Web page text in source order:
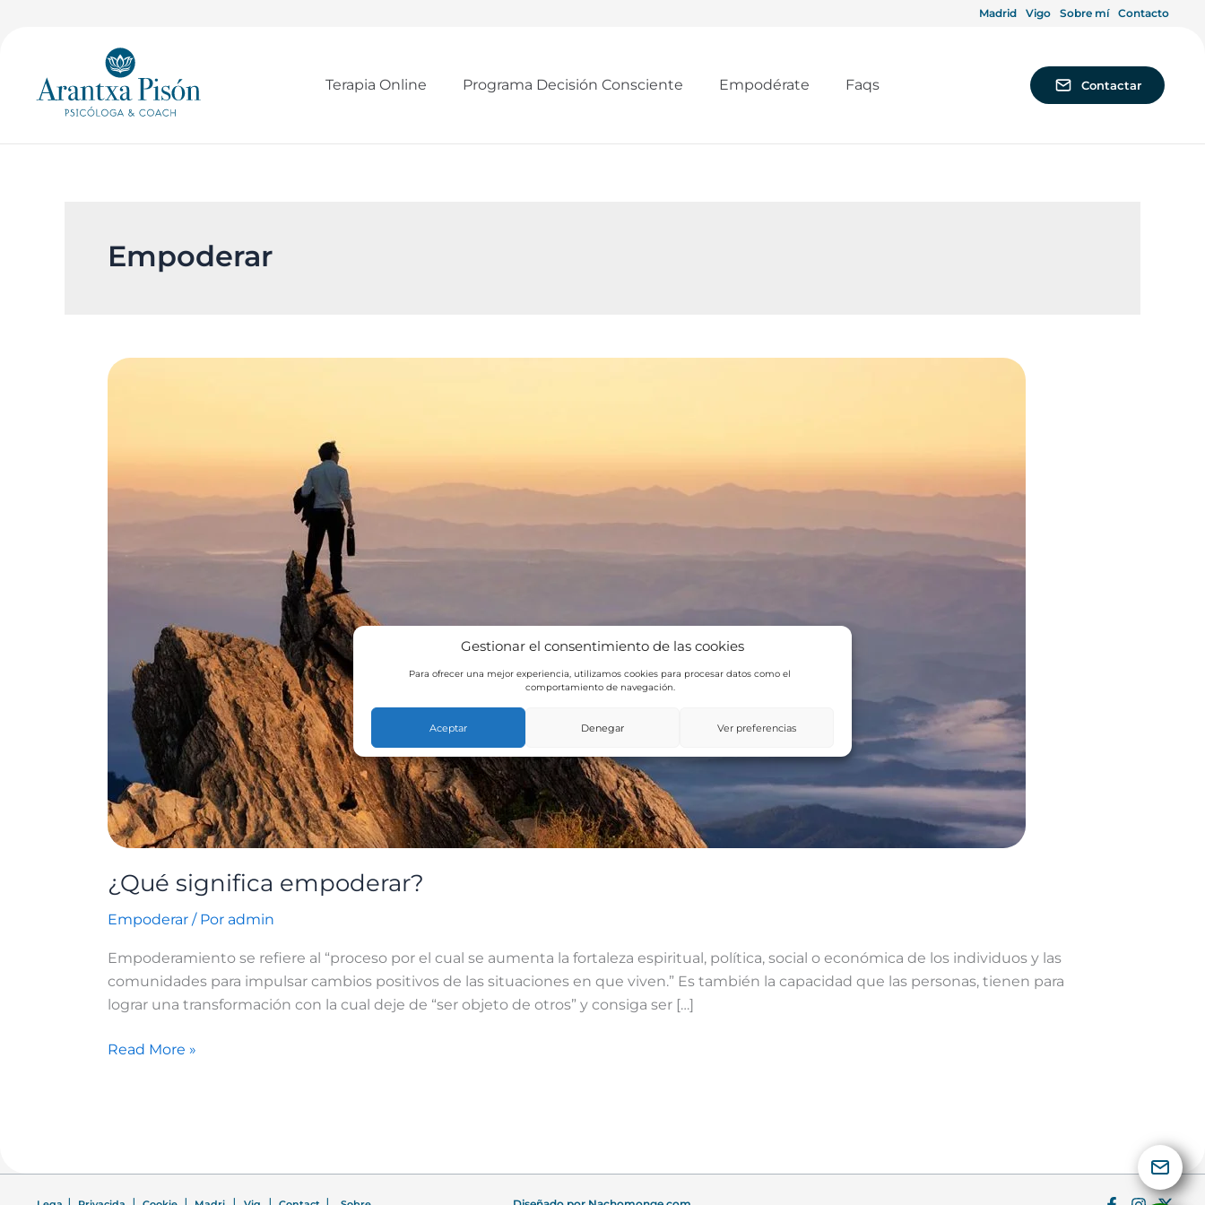
Gestionar el consentimiento de las cookies
Para ofrecer una mejor experiencia, utilizamos cookies para procesar datos como el
comportamiento de navegación.
Aceptar Denegar Ver preferencias
Madrid Vigo Sobre mí Contacto
Terapia Online Programa Decisión Consciente Empodérate Faqs Contactar
Empoderar
¿Qué significa empoderar?
Empoderar / Por admin
Empoderamiento se refiere al “proceso por el cual se aumenta la fortaleza espiritual, política, social o económica de los individuos y las
comunidades para impulsar cambios positivos de las situaciones en que viven.” Es también la capacidad que las personas, tienen para
lograr una transformación con la cual deje de “ser objeto de otros” y consiga ser […]
¿Qué
Read More »